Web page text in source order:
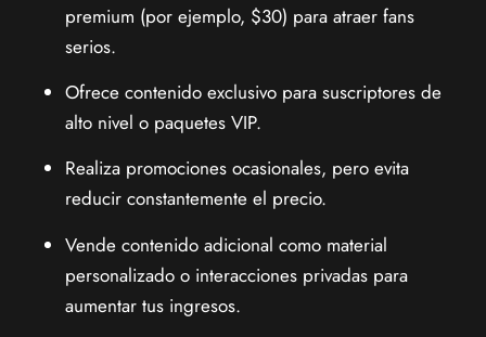
premium (por ejemplo, $30) para atraer fans
serios.
Ofrece contenido exclusivo para suscriptores de
alto nivel o paquetes VIP.
Realiza promociones ocasionales, pero evita
reducir constantemente el precio.
Vende contenido adicional como material
personalizado o interacciones privadas para
aumentar tus ingresos.